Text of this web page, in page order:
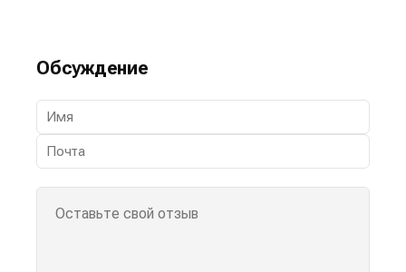
Обсуждение